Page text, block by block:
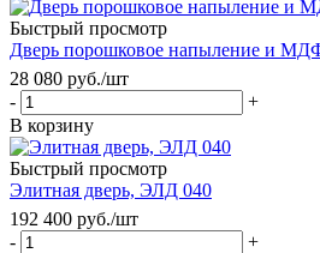
Быстрый просмотр
Дверь порошковое напыление и
28 080 руб./шт
-
+
В корзину
Быстрый просмотр
Элитная дверь, ЭЛД 040
192 400 руб./шт
-
+